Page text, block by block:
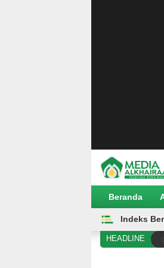
Beranda
Indeks
HEADLINE
di Antara Kening Penghalang